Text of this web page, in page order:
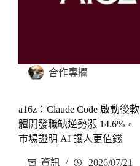
合作專欄
a16z：Claude Code 啟動後軟
體開發職缺逆勢漲 14.6%，
市場證明 AI 讓人更值錢
資訊 2026/07/21